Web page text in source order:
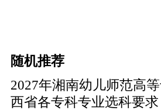
随机推荐
2027年湘南幼儿师范高
西省各专科专业选科要求